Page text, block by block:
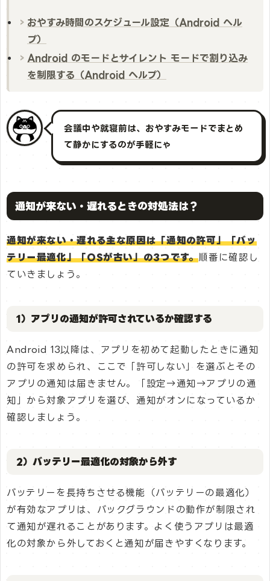
おやすみ時間のスケジュール設定（Android ヘル
プ）
Android のモードとサイレント モードで割り込み
を制限する（Android ヘルプ）
会議中や就寝前は、おやすみモードでまとめ
て静かにするのが手軽にゃ
通知が来ない・遅れるときの対処法は？
通知が来ない・遅れる主な原因は「通知の許可」「バッ
テリー最適化」「OSが古い」の3つです。順番に確認し
ていきましょう。
1）アプリの通知が許可されているか確認する
Android 13以降は、アプリを初めて起動したときに通知
の許可を求められ、ここで「許可しない」を選ぶとその
アプリの通知は届きません。「設定→通知→アプリの通
知」から対象アプリを選び、通知がオンになっているか
確認しましょう。
2）バッテリー最適化の対象から外す
バッテリーを長持ちさせる機能（バッテリーの最適化）
が有効なアプリは、バックグラウンドの動作が制限され
て通知が遅れることがあります。よく使うアプリは最適
化の対象から外しておくと通知が届きやすくなります。